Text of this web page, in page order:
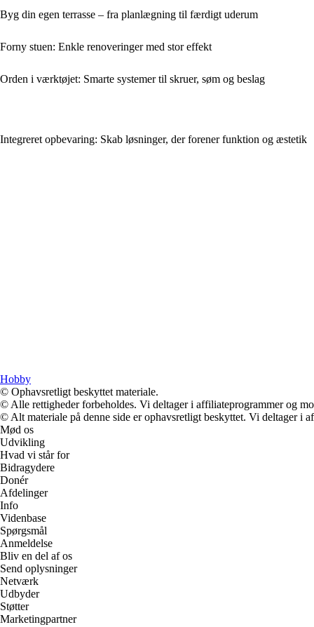
Byg din egen terrasse – fra planlægning til færdigt uderum
Forny stuen: Enkle renoveringer med stor effekt
Orden i værktøjet: Smarte systemer til skruer, søm og beslag
Integreret opbevaring: Skab løsninger, der forener funktion og æstetik
Hobby
© Ophavsretligt beskyttet materiale.
© Alle rettigheder forbeholdes. Vi deltager i affiliateprogrammer og
© Alt materiale på denne side er ophavsretligt beskyttet. Vi deltager i
Mød os
Udvikling
Hvad vi står for
Bidragydere
Donér
Afdelinger
Info
Videnbase
Spørgsmål
Anmeldelse
Bliv en del af os
Send oplysninger
Netværk
Udbyder
Støtter
Marketingpartner